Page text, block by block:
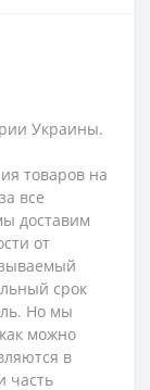
Украины.
товаров на
все
доставим
от
срок
Но мы
можно
в
часть